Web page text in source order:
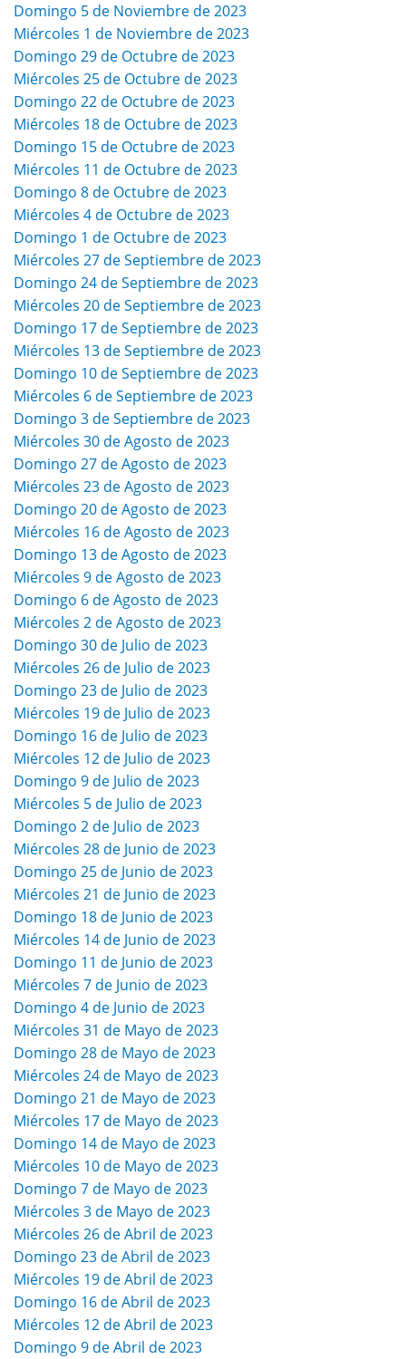
Domingo 5 de Noviembre de 2023
Miércoles 1 de Noviembre de 2023
Domingo 29 de Octubre de 2023
Miércoles 25 de Octubre de 2023
Domingo 22 de Octubre de 2023
Miércoles 18 de Octubre de 2023
Domingo 15 de Octubre de 2023
Miércoles 11 de Octubre de 2023
Domingo 8 de Octubre de 2023
Miércoles 4 de Octubre de 2023
Domingo 1 de Octubre de 2023
Miércoles 27 de Septiembre de 2023
Domingo 24 de Septiembre de 2023
Miércoles 20 de Septiembre de 2023
Domingo 17 de Septiembre de 2023
Miércoles 13 de Septiembre de 2023
Domingo 10 de Septiembre de 2023
Miércoles 6 de Septiembre de 2023
Domingo 3 de Septiembre de 2023
Miércoles 30 de Agosto de 2023
Domingo 27 de Agosto de 2023
Miércoles 23 de Agosto de 2023
Domingo 20 de Agosto de 2023
Miércoles 16 de Agosto de 2023
Domingo 13 de Agosto de 2023
Miércoles 9 de Agosto de 2023
Domingo 6 de Agosto de 2023
Miércoles 2 de Agosto de 2023
Domingo 30 de Julio de 2023
Miércoles 26 de Julio de 2023
Domingo 23 de Julio de 2023
Miércoles 19 de Julio de 2023
Domingo 16 de Julio de 2023
Miércoles 12 de Julio de 2023
Domingo 9 de Julio de 2023
Miércoles 5 de Julio de 2023
Domingo 2 de Julio de 2023
Miércoles 28 de Junio de 2023
Domingo 25 de Junio de 2023
Miércoles 21 de Junio de 2023
Domingo 18 de Junio de 2023
Miércoles 14 de Junio de 2023
Domingo 11 de Junio de 2023
Miércoles 7 de Junio de 2023
Domingo 4 de Junio de 2023
Miércoles 31 de Mayo de 2023
Domingo 28 de Mayo de 2023
Miércoles 24 de Mayo de 2023
Domingo 21 de Mayo de 2023
Miércoles 17 de Mayo de 2023
Domingo 14 de Mayo de 2023
Miércoles 10 de Mayo de 2023
Domingo 7 de Mayo de 2023
Miércoles 3 de Mayo de 2023
Miércoles 26 de Abril de 2023
Domingo 23 de Abril de 2023
Miércoles 19 de Abril de 2023
Domingo 16 de Abril de 2023
Miércoles 12 de Abril de 2023
Domingo 9 de Abril de 2023